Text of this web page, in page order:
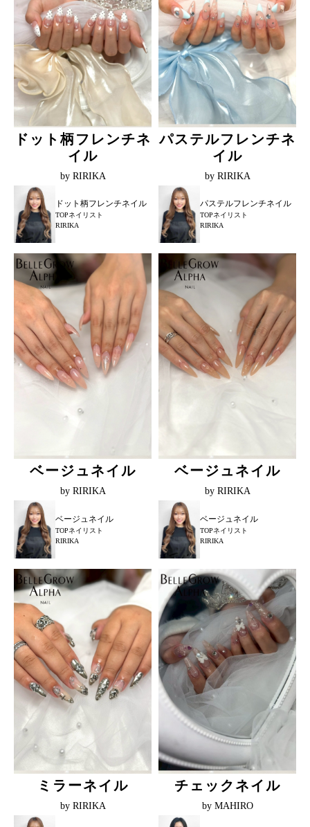
ドット柄フレンチネ
イル
by RIRIKA
ドット柄フレンチネイル
TOPネイリスト
RIRIKA
パステルフレンチネ
イル
by RIRIKA
パステルフレンチネイル
TOPネイリスト
RIRIKA
ベージュネイル
by RIRIKA
ベージュネイル
TOPネイリスト
RIRIKA
ベージュネイル
by RIRIKA
ベージュネイル
TOPネイリスト
RIRIKA
ミラーネイル
by RIRIKA
チェックネイル
by MAHIRO